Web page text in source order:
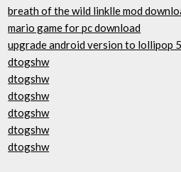
breath of the wild linklle mod
mario game for pc download
upgrade android version to lollipop
dtogshw
dtogshw
dtogshw
dtogshw
dtogshw
dtogshw